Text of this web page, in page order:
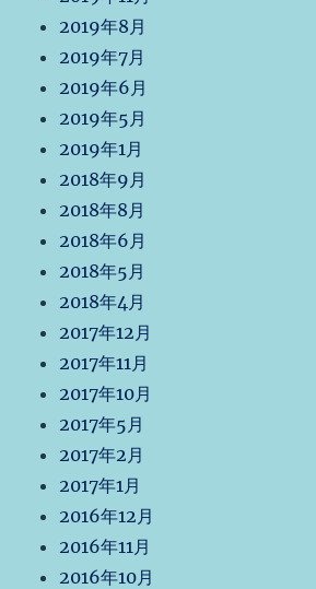
2019年8月
2019年7月
2019年6月
2019年5月
2019年1月
2018年9月
2018年8月
2018年6月
2018年5月
2018年4月
2017年12月
2017年11月
2017年10月
2017年5月
2017年2月
2017年1月
2016年12月
2016年11月
2016年10月